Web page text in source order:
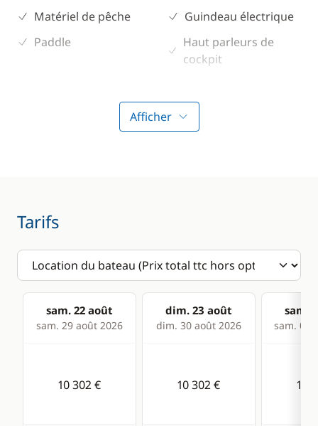
Matériel de pêche
Paddle
Guindeau électrique
Haut parleurs de
cockpit
Winch électrique
GPS
Loch - Speedo
Guide & cartes
Afficher
Tarifs
sam. 22 août
sam. 29 août 2026
dim. 23 août
dim. 30 août 2026
sam.
sam. 05
10 302 € 10 302 € 10